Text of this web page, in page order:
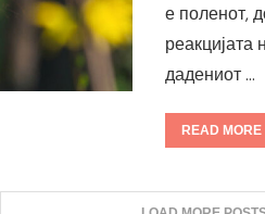
е поленот,
реакцијата
дадениот …
READ MORE